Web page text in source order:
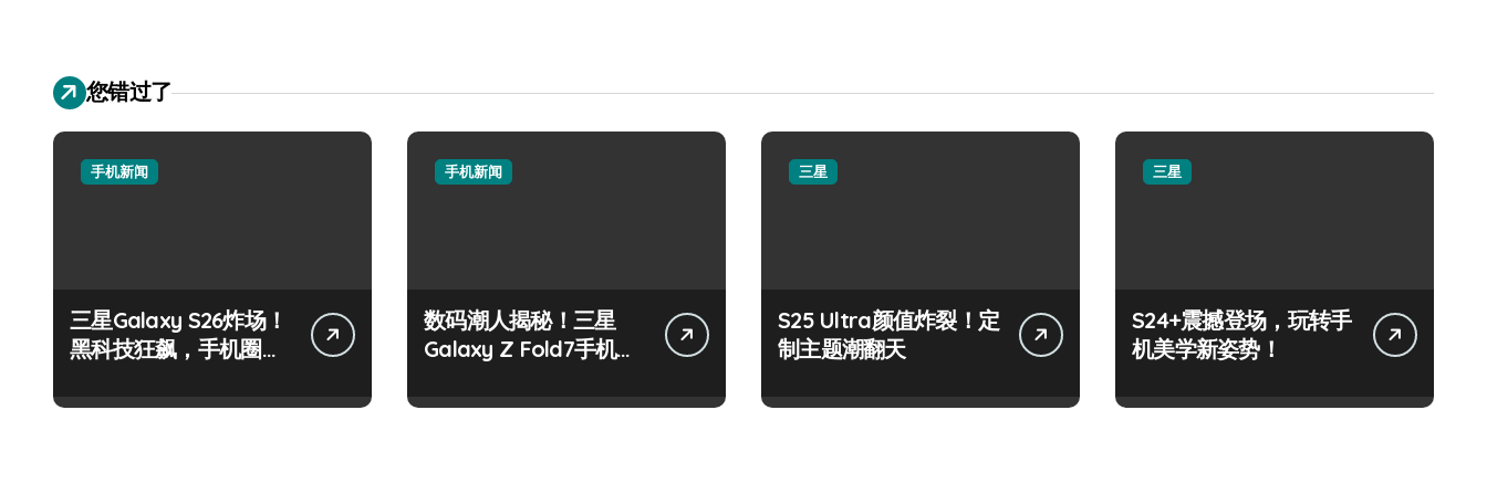
您错过了
手机新闻
三星Galaxy S26炸场！
黑科技狂飙，手机圈要
手机新闻
数码潮人揭秘！三星
Galaxy Z Fold7手机管
三星
S25 Ultra颜值炸裂！定
制主题潮翻天
三星
S24+震撼登场，玩转手
机美学新姿势！